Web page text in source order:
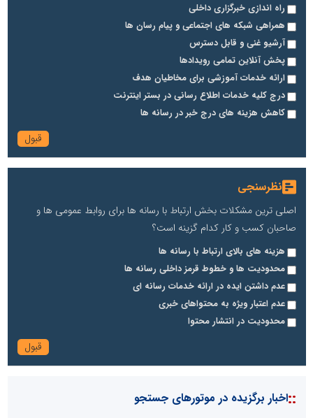
راه اندازی خبرگزاری داخلی
همراهی شبکه های اجتماعی و پیام رسان ها
آرشیو غنی و قابل دسترس
پخش آنلاین تمامی رویدادها
ارائه خدمات آموزشی برای مخاطیان هدف
درج کلیه خدمات اطلاع رسانی در بستر اینترنت
کاهش هزینه های درج خبر در رسانه ها
نظرسنجی
اصلی ترین مشکلات بخش ارتباط با رسانه ها برای روابط عمومی ها و
صاحبان کسب و کار کدام گزینه است؟
هزینه های بالای ارتباط با رسانه ها
محدودیت ها و خطوط قرمز داخلی رسانه ها
عدم داشتن ایده در ارائه خدمات رسانه ای
عدم اعتبار ویژه به محتواهای خبری
محدودیت در انتشار محتوا
::اخبار برگزیده در موتورهای جستجو